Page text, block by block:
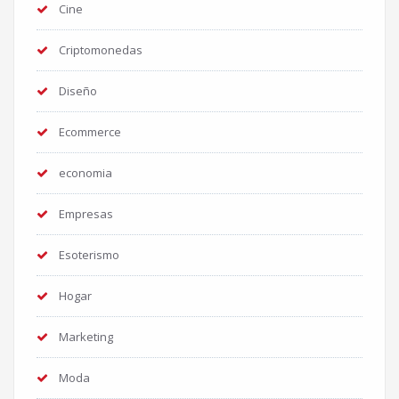
Cine
Criptomonedas
Diseño
Ecommerce
economia
Empresas
Esoterismo
Hogar
Marketing
Moda